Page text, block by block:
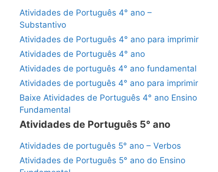
Atividades de Português 4° ano –
Substantivo
Atividades de Português 4° ano para imprimir
Atividades de Português 4° ano
Atividades de português 4° ano fundamental
Atividades de português 4° ano para imprimir
Baixe Atividades de Português 4° ano Ensino
Fundamental
Atividades de Português 5° ano
Atividades de português 5° ano – Verbos
Atividades de Português 5° ano do Ensino